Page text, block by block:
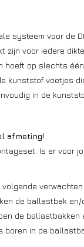
systeem voor de
zijn voor iedere
op slechts
kunststof voetjes
in de
afmeting!
Is er voor
verwachten:
de ballastbak
de
in de